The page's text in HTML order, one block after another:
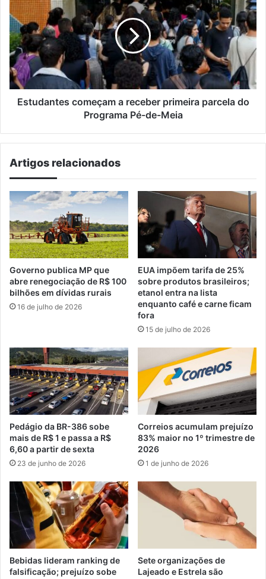
a
receber
primeira
parcela
do
Programa
Pé-
de-Estudantes começam a receber primeira parcela do
Programa Pé-de-Meia
Artigos relacionados
Governo publica MP que
abre renegociação de R$ 100
bilhões em dívidas rurais
16 de julho de 2026
EUA impõem tarifa de 25%
sobre produtos brasileiros;
etanol entra na lista
enquanto café e carne ficam
fora
15 de julho de 2026
Pedágio da BR-386 sobe
mais de R$ 1 e passa a R$
6,60 a partir de sexta
23 de junho de 2026
Correios acumulam prejuízo
83% maior no 1º trimestre de
2026
1 de junho de 2026
Bebidas lideram ranking de
falsificação; prejuízo sobe
Sete organizações de
Lajeado e Estrela são